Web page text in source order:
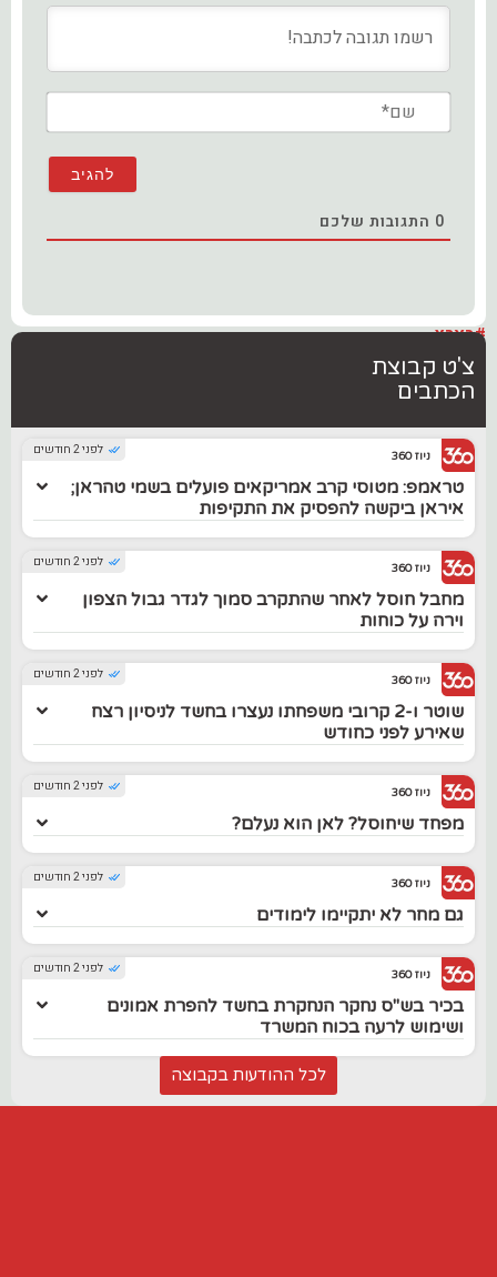
0 התגובות שלכם
#בארץ
צ'ט קבוצת
הכתבים
לפני 2 חודשים ניוז 360
טראמפ: מטוסי קרב אמריקאים פועלים בשמי טהראן;
איראן ביקשה להפסיק את התקיפות
לפני 2 חודשים ניוז 360
מחבל חוסל לאחר שהתקרב סמוך לגדר גבול הצפון
וירה על כוחות
לפני 2 חודשים ניוז 360
שוטר ו-2 קרובי משפחתו נעצרו בחשד לניסיון רצח
שאירע לפני כחודש
לפני 2 חודשים ניוז 360
מפחד שיחוסל? לאן הוא נעלם?
לפני 2 חודשים ניוז 360
גם מחר לא יתקיימו לימודים
לפני 2 חודשים ניוז 360
בכיר בש"ס נחקר הנחקרת בחשד להפרת אמונים
ושימוש לרעה בכוח המשרד
לכל ההודעות בקבוצה